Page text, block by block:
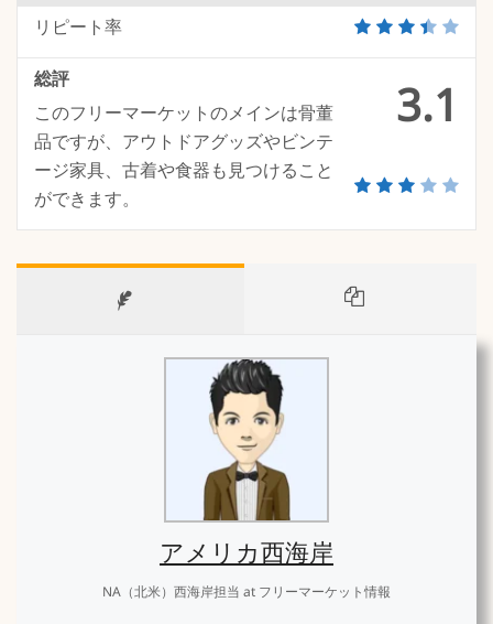
リピート率
3.1
総評
このフリーマーケットのメインは骨董
品ですが、アウトドアグッズやビンテ
ージ家具、古着や食器も見つけること
ができます。
アメリカ西海岸
NA（北米）西海岸担当atフリーマーケット情報